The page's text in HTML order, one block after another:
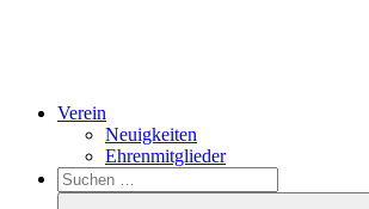
Verein
Neuigkeiten
Ehrenmitglieder
Search
Suchen
nach: